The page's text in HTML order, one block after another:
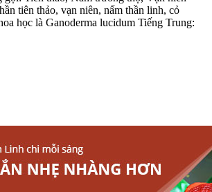
tiên thảo, vạn niên, nấm thần linh, cỏ
học là Ganoderma lucidum Tiếng Trung: